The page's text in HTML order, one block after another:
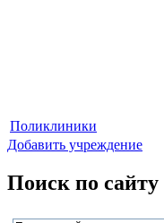
Поликлиники
Добавить учреждение
Поиск по сайту